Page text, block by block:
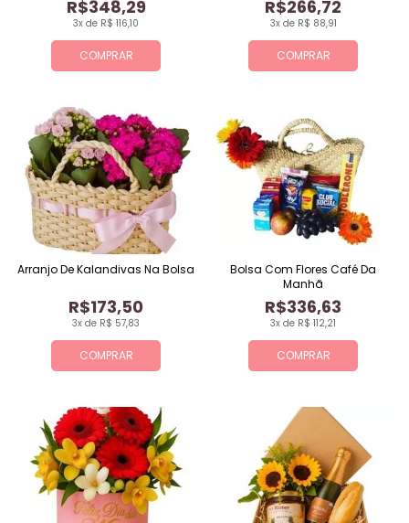
COMPRAR
3x de R$ 116,10
R$348,29
COMPRAR
3x de R$ 88,91
R$266,72
COMPRAR
3x de R$ 57,83
R$173,50
Arranjo De Kalandivas Na Bolsa
COMPRAR
3x de R$ 112,21
R$336,63
Bolsa Com Flores Café Da
Manhã